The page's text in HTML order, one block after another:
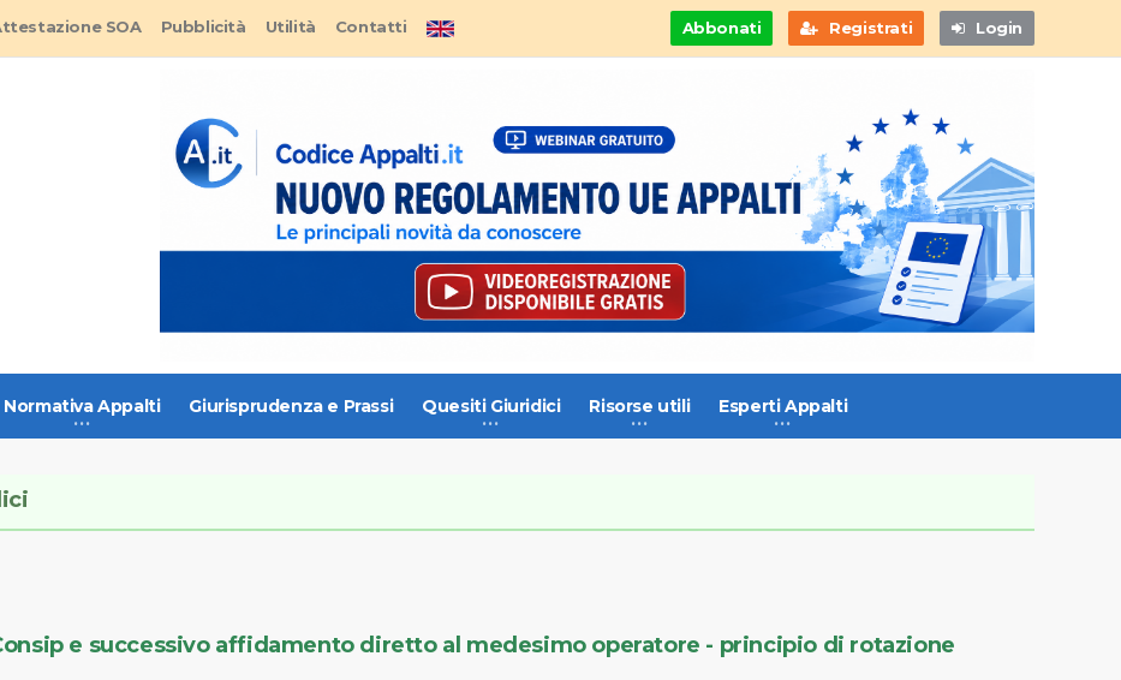
Abbonati Registrati Login
SOA Pubblicità Utilità Contatti
Normativa Appalti Giurisprudenza e Prassi Quesiti Giuridici Risorse utili Esperti Appalti
e successivo affidamento diretto al medesimo operatore - principio di rotazione